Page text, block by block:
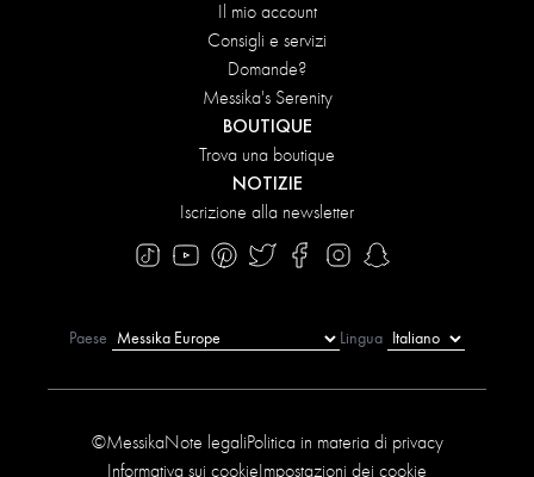
Il mio account
Consigli e servizi
Domande?
Messika's Serenity
BOUTIQUE
Trova una boutique
NOTIZIE
Iscrizione alla newsletter
©MessikaNote legaliPolitica in materia di privacy
Informativa sui cookieImpostazioni dei cookie
Paese Lingua